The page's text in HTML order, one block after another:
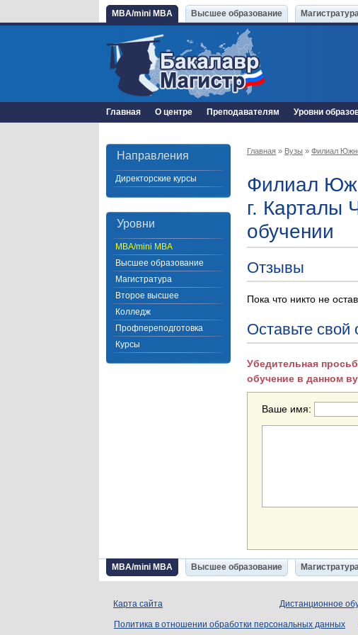
MBA/mini MBA Высшее образование
Главная О центре Преподавателям Уровни
Направления
Директорские курсы
Уровни
MBA/mini MBA
Высшее образование
Магистратура
Второе высшее
Колледж
Профпереподготовка
Курсы
Главная » Вузы » Филиал
Филиал
г. Карталы
обучении
Отзывы
Пока что никто не
Оставьте свой
Убедительная
обучение в данном
Ваше имя:
MBA/mini MBA Высшее образование
Карта сайта Дистанционное
Политика в отношении обработки персональных данных